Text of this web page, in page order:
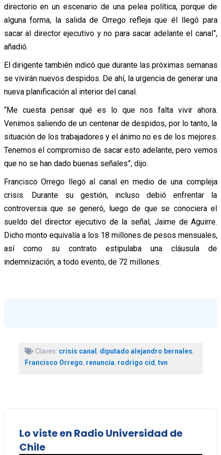
directorio en un escenario de una pelea política, porque de
alguna forma, la salida de Orrego refleja que él llegó para
sacar al director ejecutivo y no para sacar adelante el canal”,
añadió.
El dirigente también indicó que durante las próximas semanas
se vivirán nuevos despidos. De ahí, la urgencia de generar una
nueva planificación al interior del canal.
“Me cuesta pensar qué es lo que nos falta vivir ahora.
Venimos saliendo de un centenar de despidos, por lo tanto, la
situación de los trabajadores y el ánimo no es de los mejores.
Tenemos el compromiso de sacar esto adelante, pero vemos
que no se han dado buenas señales”, dijo.
Francisco Orrego llegó al canal en medio de una compleja
crisis. Durante su gestión, incluso debió enfrentar la
controversia que se generó, luego de que se conociera el
sueldo del director ejecutivo de la señal, Jaime de Aguirre.
Dicho monto equivalía a los 18 millones de pesos mensuales,
así como su contrato estipulaba una cláusula de
indemnización, a todo evento, de 72 millones.
Claves: crisis canal, diputado alejandro bernales,
Francisco Orrego, renuncia, rodrigo cid, tvn
Lo viste en Radio Universidad de
Chile